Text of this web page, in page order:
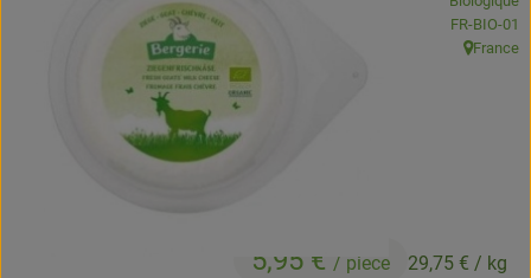
Accessoires et divers
Cosmétique et hygiène
5,95 € / piece 29,75 € / kg
, Autorité
FR-BIO-01
, Origine:
France